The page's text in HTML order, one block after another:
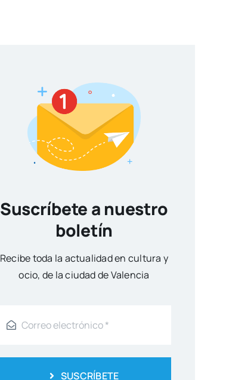
Suscríbete a nuestro
boletín
Reci­be toda la actua­li­dad en cul­tu­ra y
ocio, de la ciu­dad de Valen­cia
SUSCRÍBETE